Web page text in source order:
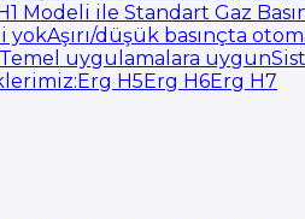
Modeli ile Standart Gaz
düşük basınçta
uygulamalara
H5Erg H6Erg H7